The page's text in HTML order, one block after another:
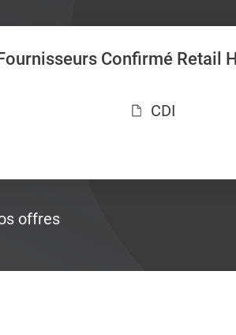
Confirmé Retail
CDI
offres